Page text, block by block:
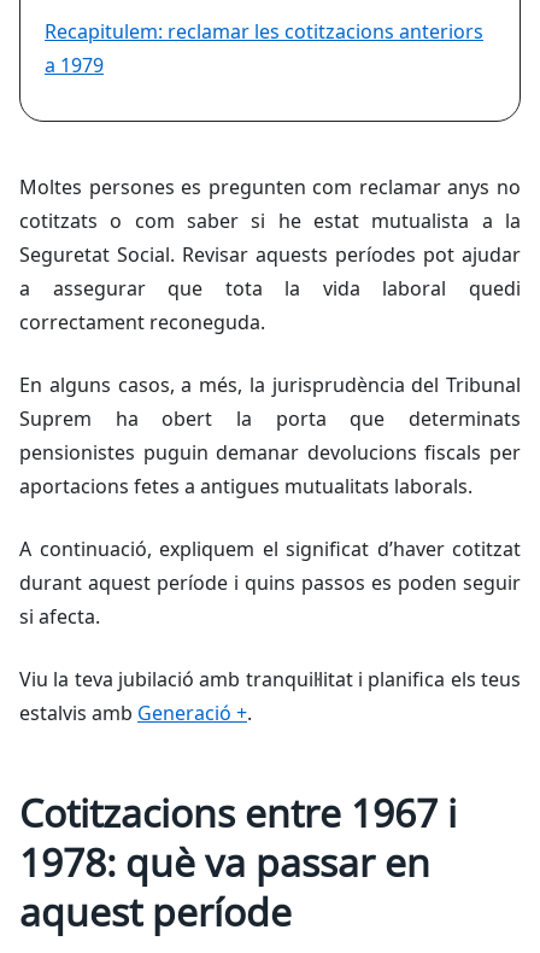
Recapitulem: reclamar les cotitzacions anteriors
a 1979
Moltes persones es pregunten com reclamar anys no
cotitzats o com saber si he estat mutualista a la
Seguretat Social. Revisar aquests períodes pot ajudar
a assegurar que tota la vida laboral quedi
correctament reconeguda.
En alguns casos, a més, la jurisprudència del Tribunal
Suprem ha obert la porta que determinats
pensionistes puguin demanar devolucions fiscals per
aportacions fetes a antigues mutualitats laborals.
A continuació, expliquem el significat d’haver cotitzat
durant aquest període i quins passos es poden seguir
si afecta.
Viu la teva jubilació amb tranquil·litat i planifica els teus
estalvis amb Generació +.
Cotitzacions entre 1967 i
1978: què va passar en
aquest període